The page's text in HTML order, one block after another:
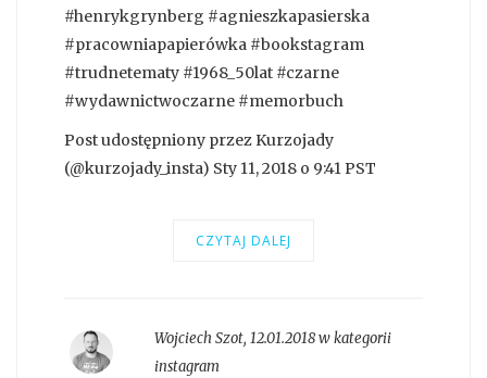
#henrykgrynberg #agnieszkapasierska
#pracowniapapierówka #bookstagram
#trudnetematy #1968_50lat #czarne
#wydawnictwoczarne #memorbuch
Post udostępniony przez Kurzojady
(@kurzojady_insta) Sty 11, 2018 o 9:41 PST
CZYTAJ DALEJ
Wojciech Szot, 12.01.2018 w kategorii
instagram